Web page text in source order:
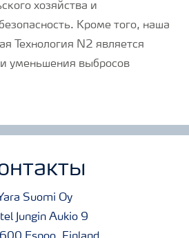
хозяйства и
Кроме того, наша
Технология N2 является
уменьшения выбросов
Suomi Oy
Jungin Aukio 9